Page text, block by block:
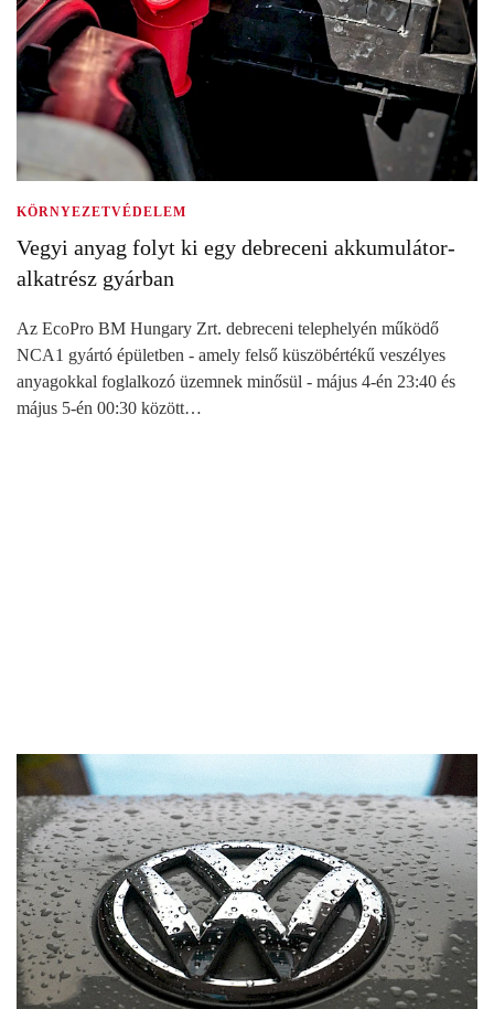
KÖRNYEZETVÉDELEM
Vegyi anyag folyt ki egy debreceni akkumulátor-
alkatrész gyárban
Az EcoPro BM Hungary Zrt. debreceni telephelyén működő
NCA1 gyártó épületben - amely felső küszöbértékű veszélyes
anyagokkal foglalkozó üzemnek minősül - május 4-én 23:40 és
május 5-én 00:30 között…